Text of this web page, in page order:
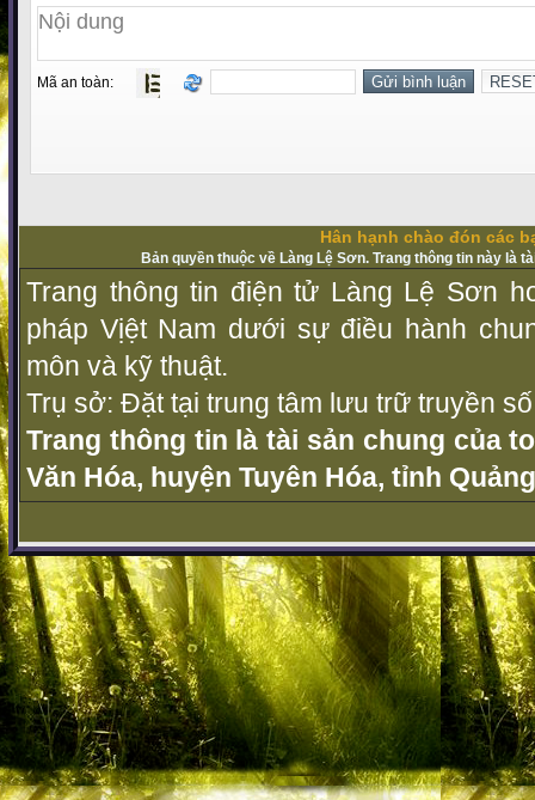
Mã an toàn:
Hân hạnh chào đón các
Bản quyền thuộc về Làng Lệ Sơn. Trang thông tin này là
Trang thông tin điện tử Làng Lệ Sơn
pháp Vịệt Nam dưới sự điều hành
môn và kỹ thuật.
Trụ sở: Đặt tại trung tâm lưu trữ truyền
Trang thông tin là tài sản chung của
Văn Hóa, huyện Tuyên Hóa, tỉnh